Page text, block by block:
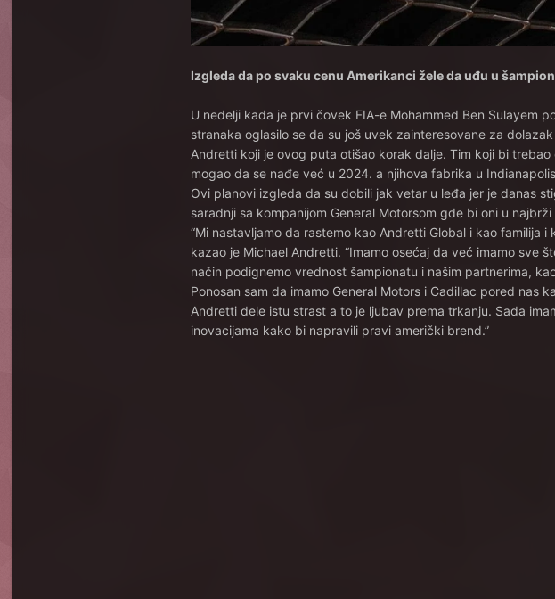
Izgleda da po svaku cenu Amerikanci žele da uđu u
U nedelji kada je prvi čovek FIA-e Mohammed Ben Sulayem
stranaka oglasilo se da su još uvek zainteresovane za
Andretti koji je ovog puta otišao korak dalje. Tim koji bi
mogao da se nađe već u 2024. a njihova fabrika u
Ovi planovi izgleda da su dobili jak vetar u leđa jer je danas
saradnji sa kompanijom General Motorsom gde bi oni u
“Mi nastavljamo da rastemo kao Andretti Global i kao familija
kazao je Michael Andretti. “Imamo osećaj da već imamo sve
način podignemo vrednost šampionatu i našim partnerima,
Ponosan sam da imamo General Motors i Cadillac pored nas
Andretti dele istu strast a to je ljubav prema trkanju. Sada
inovacijama kako bi napravili pravi američki brend.”